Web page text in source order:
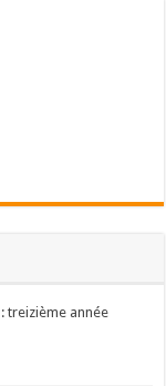
treizième année